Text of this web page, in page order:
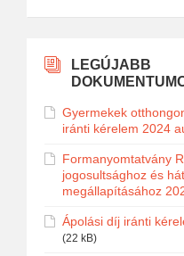
LEGÚJABB
Gyermekek
iránti kérelem 2024
Formanyomtatvány
jogosultsághoz és
megállapításához
Ápolási díj iránti
(22 kB)